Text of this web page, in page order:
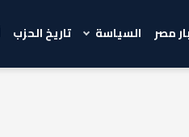
مصر السياسة تاريخ الحزب